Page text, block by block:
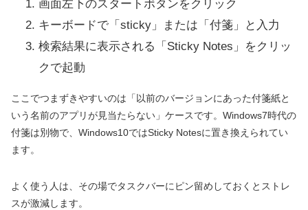
画面左下のスタートボタンをクリック
キーボードで「sticky」または「付箋」と入力
検索結果に表示される「Sticky Notes」をクリッ
クで起動
ここでつまずきやすいのは「以前のバージョンにあった付箋紙と
いう名前のアプリが見当たらない」ケースです。Windows7時代の
付箋は別物で、Windows10ではSticky Notesに置き換えられてい
ます。
よく使う人は、その場でタスクバーにピン留めしておくとストレ
スが激減します。